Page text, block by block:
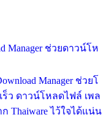
Manager ช่วยดาวน์โห
Manager ช่วยโ
ร็ว ดาวน์โหลดไฟล์ เพล
Thaiware ไว้ใจได้แน่น